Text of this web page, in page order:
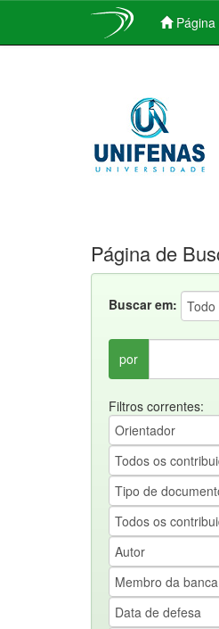
Página
Página de
Buscar em:
por
Filtros correntes: